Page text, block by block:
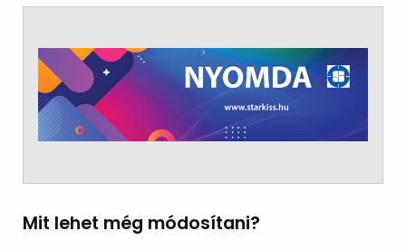
Mit lehet még módosítani?